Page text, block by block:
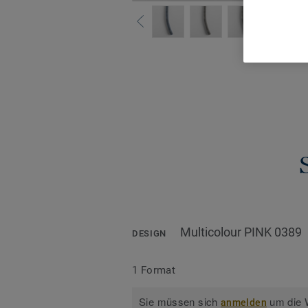
DESIGN Multicolour PINK 0389
1 Format
Sie müssen sichanmelden um die